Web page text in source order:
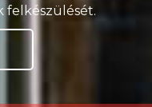
felkészülését.